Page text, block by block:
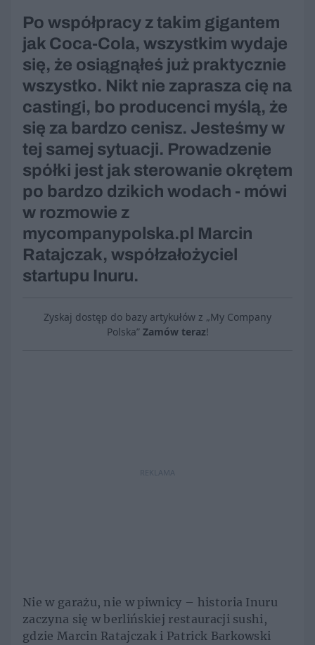
Po współpracy z takim gigantem
jak Coca-Cola, wszystkim wydaje
się, że osiągnąłeś już praktycznie
wszystko. Nikt nie zaprasza cię na
castingi, bo producenci myślą, że
się za bardzo cenisz. Jesteśmy w
tej samej sytuacji. Prowadzenie
spółki jest jak sterowanie okrętem
po bardzo dzikich wodach - mówi
w rozmowie z
mycompanypolska.pl Marcin
Ratajczak, współzałożyciel
startupu Inuru.
Zyskaj dostęp do bazy artykułów z „My Company
Polska” Zamów teraz!
REKLAMA
Nie w garażu, nie w piwnicy – historia Inuru
zaczyna się w berlińskiej restauracji sushi,
gdzie Marcin Ratajczak i Patrick Barkowski